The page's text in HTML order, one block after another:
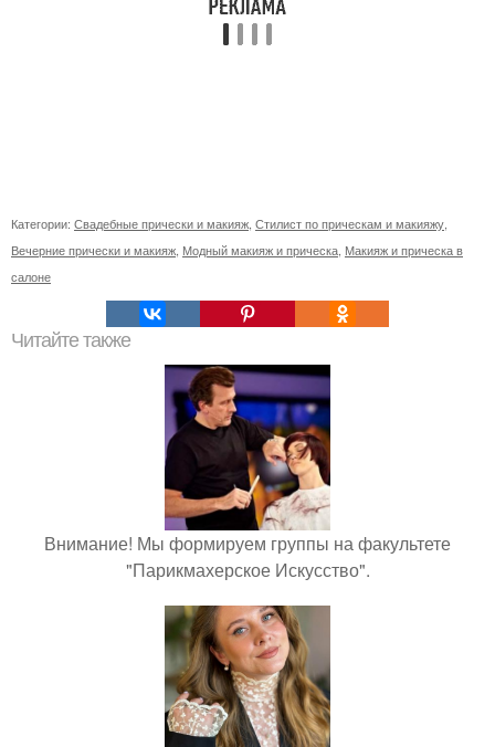
Категории: Свадебные прически и макияж Стилист по прическам и макияжу
Вечерние прически и макияж Модный макияж и прическа Макияж и прическа в
салоне
Читайте также
Внимание! Мы формируем группы на факультете
"Парикмахерское Искусство".